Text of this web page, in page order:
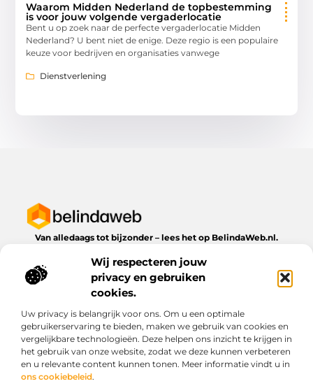
Wij respecteren jouw
privacy en gebruiken
cookies.
Uw privacy is belangrijk voor ons. Om u een optimale
gebruikerservaring te bieden, maken we gebruik van cookies en
vergelijkbare technologieën. Deze helpen ons inzicht te krijgen in
het gebruik van onze website, zodat we deze kunnen verbeteren
en u relevante content kunnen tonen. Meer informatie vindt u in
ons cookiebeleid.
Waarom Midden Nederland de topbestemming
is voor jouw volgende vergaderlocatie
Bent u op zoek naar de perfecte vergaderlocatie Midden
Nederland? U bent niet de enige. Deze regio is een populaire
keuze voor bedrijven en organisaties vanwege
Dienstverlening
Van alledaags tot bijzonder – lees het op BelindaWeb.nl.
dagelijks leven te bieden heeft.
Bericht categorie
Onze informatie